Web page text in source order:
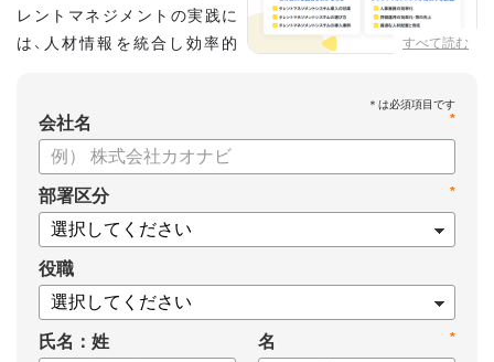
すべて読む
レントマネジメントの実践に
は、人材情報を統合し効率的
・タレントマネジメントが必要な企業の特徴
・タレントマネジメントシステム導入を検討する際の10個の選
定ポイント
・システム導入までの3つのステップ
についてまとめています。ぜひお役立てください。
*
会社名
*
部署区分
役職
氏名：姓 *
名